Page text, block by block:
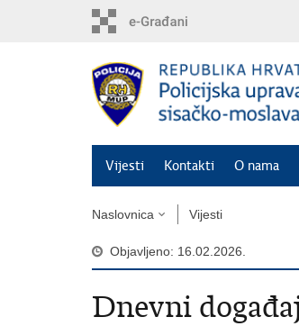
Vijesti Kontakti O nama
Naslovnica Vijesti
Objavljeno: 16.02.2026.
​Dnevni